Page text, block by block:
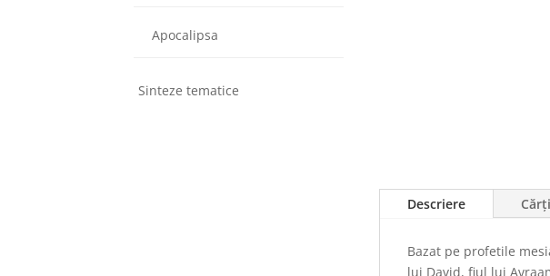
Apocalipsa
Sinteze tematice
Descriere
Bazat pe profetile
lui David, fiul lui